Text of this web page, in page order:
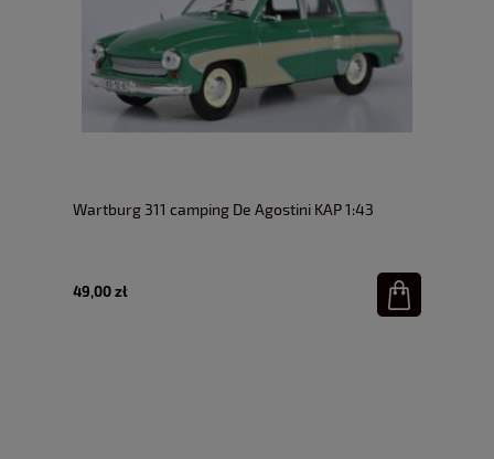
Wartburg 311 camping De Agostini KAP 1:43
49,00 zł